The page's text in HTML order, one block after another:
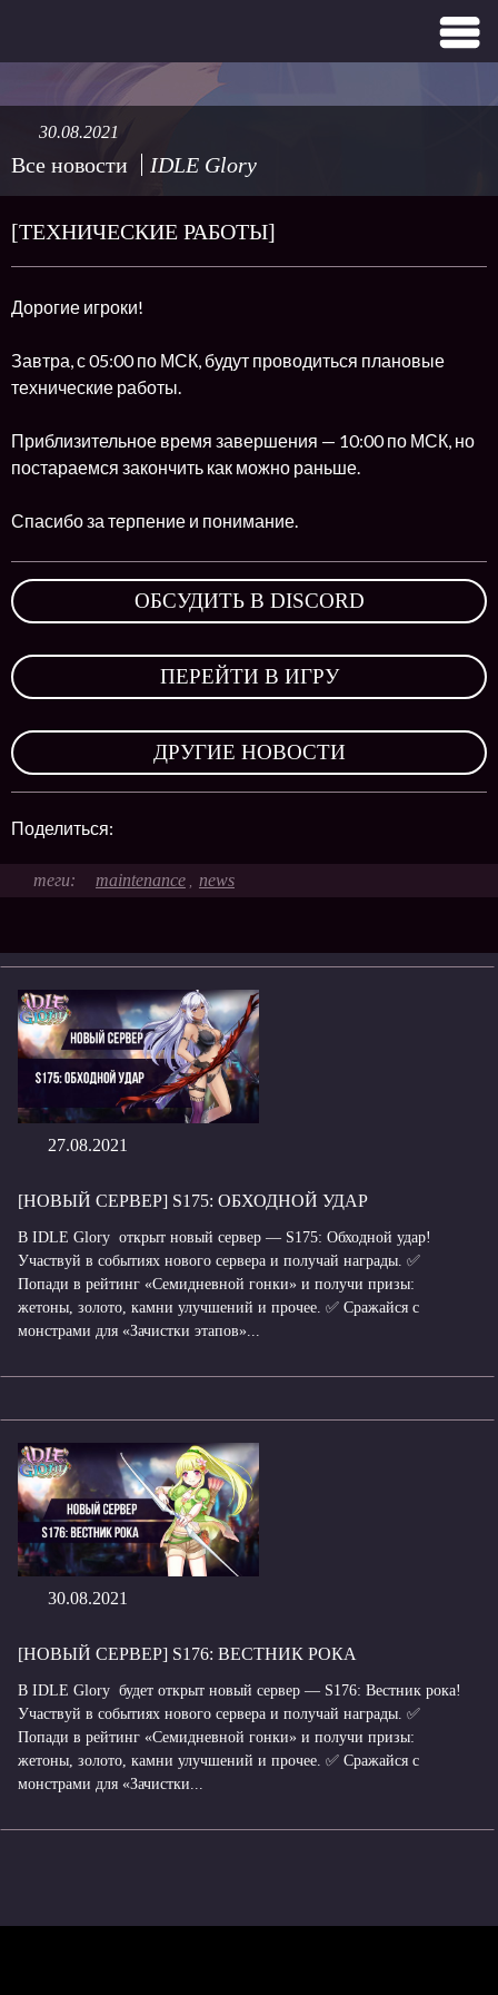
Все новости IDLE Glory
30.08.2021
[ТЕХНИЧЕСКИЕ РАБОТЫ]
Дорогие игроки!
Завтра, с 05:00 по МСК, будут проводиться плановые
технические работы.
Приблизительное время завершения — 10:00 по МСК, но
постараемся закончить как можно раньше.
Спасибо за терпение и понимание.
ОБСУДИТЬ В DISCORD
ПЕРЕЙТИ В ИГРУ
ДРУГИЕ НОВОСТИ
Поделиться:
maintenance , news
27.08.2021
[НОВЫЙ СЕРВЕР] S175: ОБХОДНОЙ УДАР
В IDLE Glory открыт новый сервер — S175: Обходной удар!
Участвуй в событиях нового сервера и получай награды. ✅
Попади в рейтинг «Семидневной гонки» и получи призы:
жетоны, золото, камни улучшений и прочее. ✅ Сражайся с
монстрами для «Зачистки этапов»...
30.08.2021
[НОВЫЙ СЕРВЕР] S176: ВЕСТНИК РОКА
В IDLE Glory будет открыт новый сервер — S176: Вестник рока!
Участвуй в событиях нового сервера и получай награды. ✅
Попади в рейтинг «Семидневной гонки» и получи призы:
жетоны, золото, камни улучшений и прочее. ✅ Сражайся с
монстрами для «Зачистки...